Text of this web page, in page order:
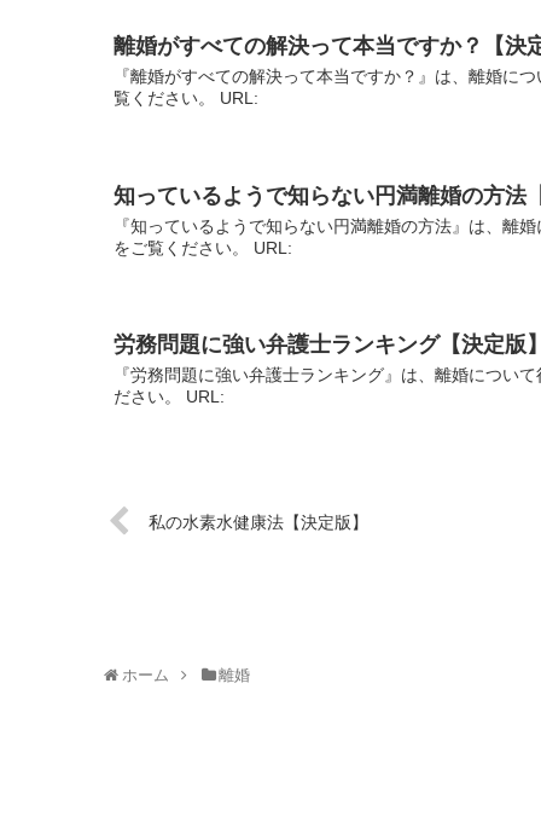
離婚がすべての解決って本当ですか？【決
『離婚がすべての解決って本当ですか？』は、離婚に
覧ください。 URL:
知っているようで知らない円満離婚の方法
『知っているようで知らない円満離婚の方法』は、離
をご覧ください。 URL:
労務問題に強い弁護士ランキング【決定版
『労務問題に強い弁護士ランキング』は、離婚につい
ださい。 URL:
私の水素水健康法【決定版】
ホーム 離婚